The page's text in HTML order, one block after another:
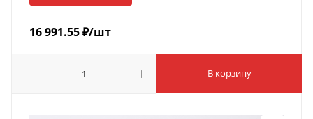
16 991.55₽/шт
В корзину